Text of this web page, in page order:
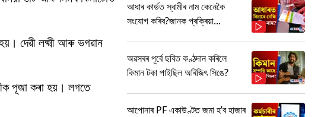
দেৱী লক্ষ্মী আৰু ভগৱান
পূজা কৰা হয়। লগতে
আধাৰ কাৰ্ডত স্বামীৰ নাম কেনেকৈ
সংযোগ কৰিব?জানক প্ৰক্ৰিয়া...
অৱসৰৰ পূৰ্বে ছবিত কণ্ঠদান কৰিলে
কিমান টকা পাইছিল অৰিজিৎ সিঙে?
আপোনাৰ PF একাউণ্টত জমা হ’ব হাজাৰ